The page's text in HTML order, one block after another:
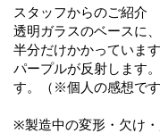
スタッフからのご紹介
透明ガラスのベースに
半分だけかかっていま
パープルが反射します
す。（※個人の感想です
※製造中の変形・欠け